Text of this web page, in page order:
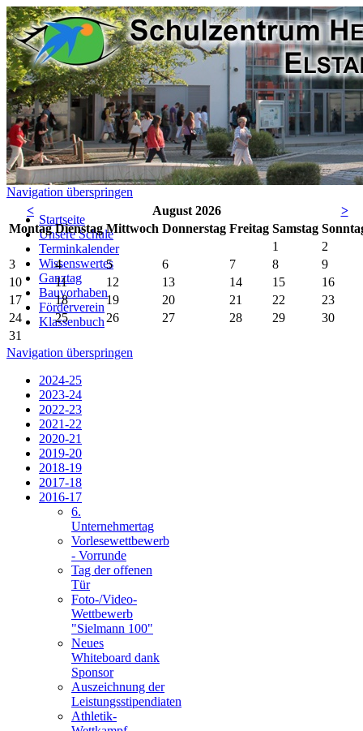
Navigation überspringen
Startseite
Unsere Schule
Terminkalender
Wissenswertes
Ganztag
Bauvorhaben
Förderverein
Klassenbuch
< August 2026
>
Montag Dienstag Mittwoch Donnerstag Freitag Samstag So
1
2
3
4 5 6 7 8
9
10
11 12 13 14 15
16
17
18 19 20 21 22
23
24
25 26 27 28 29
30
31
Navigation überspringen
2024-25
2023-24
2022-23
2021-22
2020-21
2019-20
2018-19
2017-18
2016-17
6.
Unternehmertag
Vorlesewettbewerb
- Vorrunde
Tag der offenen
Tür
Foto-/Video-
Wettbewerb
"Sielmann 100"
Neues
Whiteboard dank
Sponsor
Auszeichnung der
Leistungsstipendiaten
Athletik-